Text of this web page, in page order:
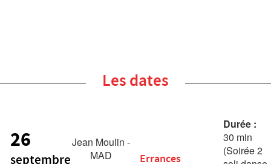
Les dates
26
septembre
Jean Moulin -
MAD
Errances
Durée :
30 min
(Soirée 2